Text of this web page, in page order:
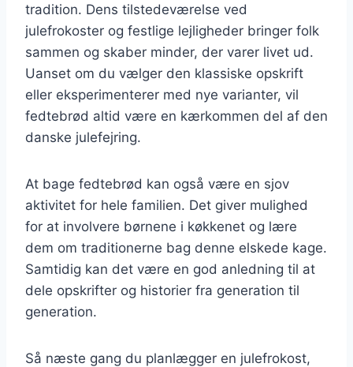
tradition. Dens tilstedeværelse ved
julefrokoster og festlige lejligheder bringer folk
sammen og skaber minder, der varer livet ud.
Uanset om du vælger den klassiske opskrift
eller eksperimenterer med nye varianter, vil
fedtebrød altid være en kærkommen del af den
danske julefejring.
At bage fedtebrød kan også være en sjov
aktivitet for hele familien. Det giver mulighed
for at involvere børnene i køkkenet og lære
dem om traditionerne bag denne elskede kage.
Samtidig kan det være en god anledning til at
dele opskrifter og historier fra generation til
generation.
Så næste gang du planlægger en julefrokost,